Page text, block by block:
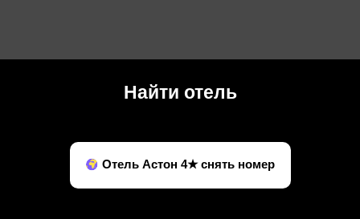
Найти отель
Отель Астон 4★ снять номер